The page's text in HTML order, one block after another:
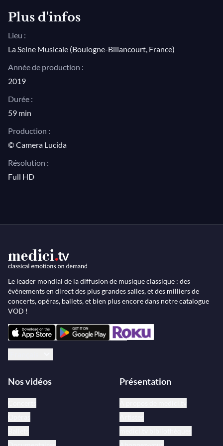
Plus d'infos
Lieu :
La Seine Musicale (Boulogne-Billancourt, France)
Année de production :
2019
Durée :
59 min
Production :
© Camera Lucida
Résolution :
Full HD
Le leader mondial de la diffusion de musique classique : des
évènements en direct des plus grandes salles, et des milliers de
concerts, opéras, ballets, et bien plus encore dans notre catalogue
VOD !
Nos vidéos Présentation